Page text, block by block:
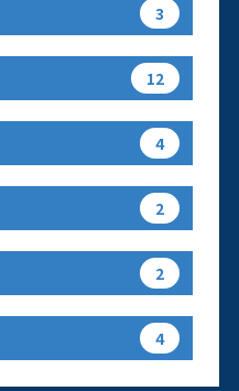
3
12
4
2
2
4